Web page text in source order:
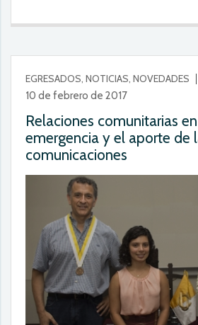
EGRESADOS, NOTICIAS, NOVEDADES
10 de febrero de 2017
Relaciones comunitarias
emergencia y el aporte de
comunicaciones